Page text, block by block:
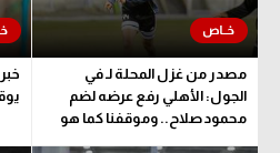
مصدر من غزل المحلة لـ في
الجول: الأهلي رفع عرضه لضم
محمود صلاح.. وموقفنا كما هو
يوقع 4 مواسم